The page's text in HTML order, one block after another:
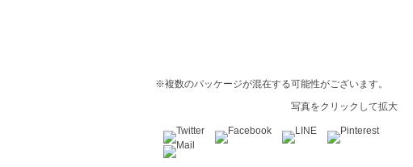
※複数のパッケージが混在する可能性がございます。
写真をクリックして拡大